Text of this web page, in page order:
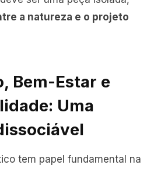
a natureza e o projeto
Bem-Estar e
Uma
tem papel fundamental na